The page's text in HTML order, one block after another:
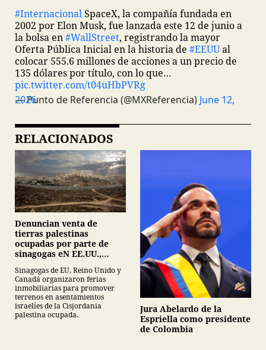
#InternacionalSpaceX, la compañía fundada en
2002 por Elon Musk, fue lanzada este 12 de junio a
la bolsa en#WallStreet, registrando la mayor
Oferta Pública Inicial en la historia de #EEUUal
colocar 555.6 millones de acciones a un precio de
135 dólares por título, con lo que…
pic.twitter.com/t04uHbPVRg
— Punto de Referencia (@MXReferencia)
June 12, 2026
RELACIONADOS
Denuncian venta de
tierras palestinas
ocupadas por parte de
sinagogas eN EE.UU.,
Sinagogas de EU, Reino Unido y
Canadá organizaron ferias
inmobiliarias para promover
terrenos en asentamientos
israelíes de la Cisjordania
palestina ocupada.
Jura Abelardo de la
Espriella como presidente
de Colombia